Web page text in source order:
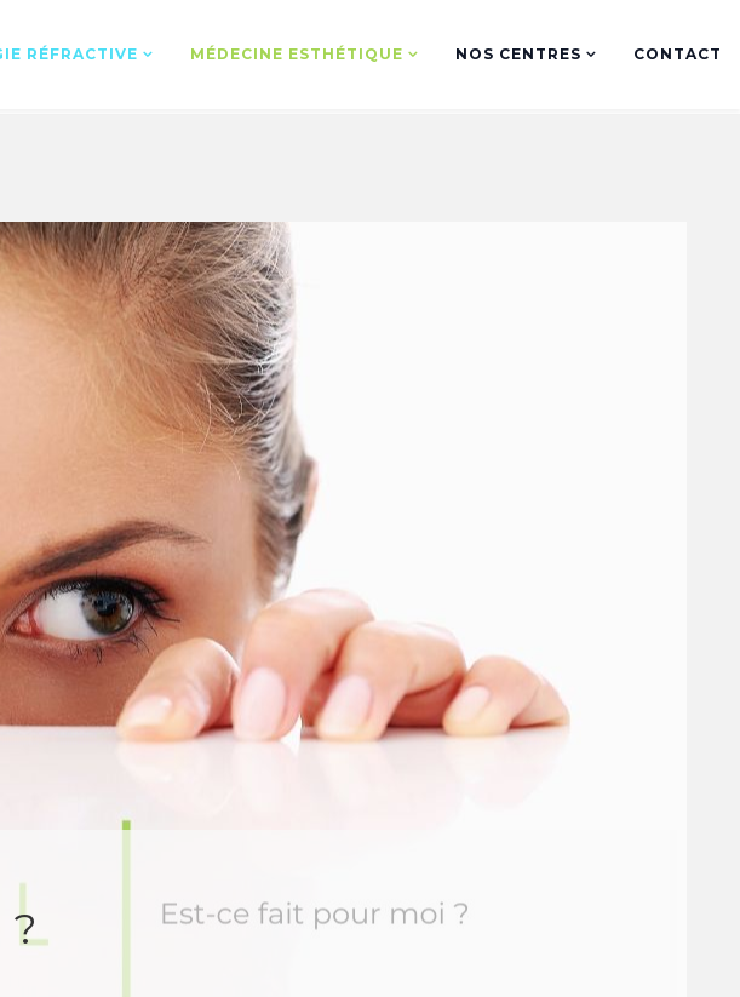
RÉFRACTIVE MÉDECINE ESTHÉTIQUE NOS CENTRES CONTACT
?